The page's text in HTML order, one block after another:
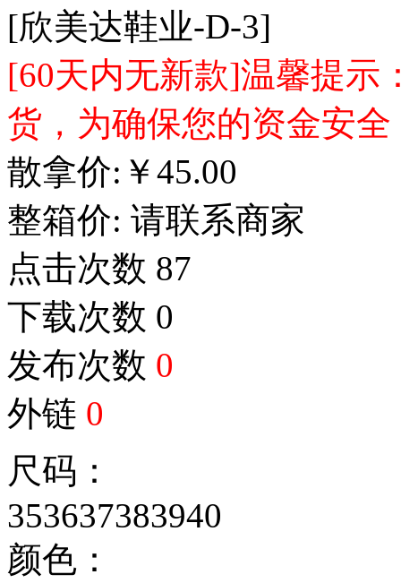
[欣美达鞋业-D-3]
[60天内无新款]温馨提示
货，为确保您的资金安
散拿价: ￥45.00
整箱价: 请联系商家
点击次数 87
下载次数 0
发布次数 0
外链 0
尺码：
353637383940
颜色：